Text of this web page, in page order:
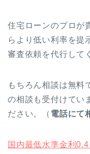
住宅ローンのプロが
らより低い利率を提
審査依頼を代行して
もちろん相談は無料
の相談も受付けてい
ださい。（ 電話にて
国内最低水準金利